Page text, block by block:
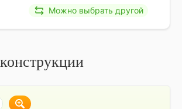
Можно выбрать другой